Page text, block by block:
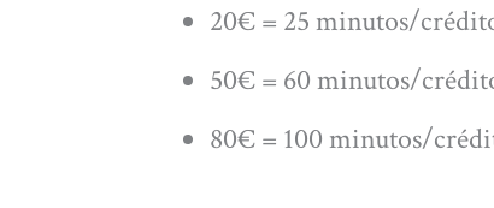
20€ = 25 minutos/
50€ = 60 minutos/
80€ = 100 minutos/